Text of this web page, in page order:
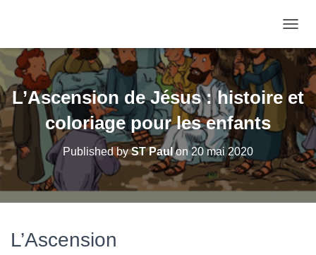
L’Ascension de Jésus : histoire et
coloriage pour les enfants
Published byST Paulon20 mai 2020
L’Ascension